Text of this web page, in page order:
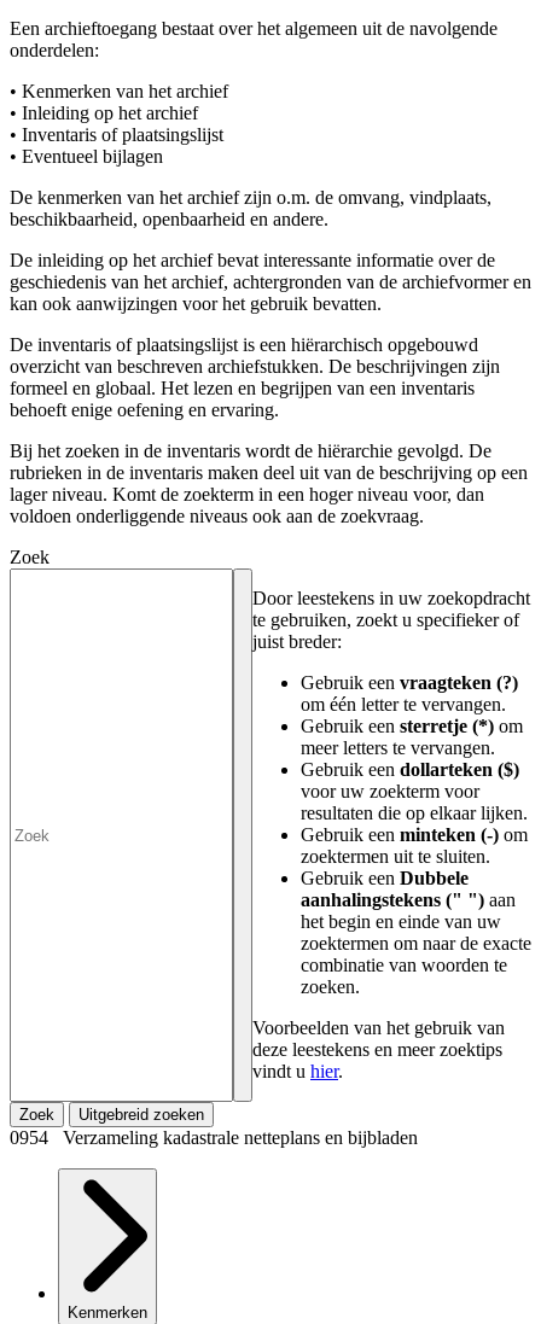
Een archieftoegang bestaat over het algemeen uit de navolgende
onderdelen:
• Kenmerken van het archief
• Inleiding op het archief
• Inventaris of plaatsingslijst
• Eventueel bijlagen
De kenmerken van het archief zijn o.m. de omvang, vindplaats,
beschikbaarheid, openbaarheid en andere.
De inleiding op het archief bevat interessante informatie over de
geschiedenis van het archief, achtergronden van de archiefvormer en
kan ook aanwijzingen voor het gebruik bevatten.
De inventaris of plaatsingslijst is een hiërarchisch opgebouwd
overzicht van beschreven archiefstukken. De beschrijvingen zijn
formeel en globaal. Het lezen en begrijpen van een inventaris
behoeft enige oefening en ervaring.
Bij het zoeken in de inventaris wordt de hiërarchie gevolgd. De
rubrieken in de inventaris maken deel uit van de beschrijving op een
lager niveau. Komt de zoekterm in een hoger niveau voor, dan
voldoen onderliggende niveaus ook aan de zoekvraag.
Zoek
Door leestekens in uw zoekopdracht
te gebruiken, zoekt u specifieker of
juist breder:
Gebruik een vraagteken (?)
om één letter te vervangen.
Gebruik een sterretje (*) om
meer letters te vervangen.
Gebruik een dollarteken ($)
voor uw zoekterm voor
resultaten die op elkaar lijken.
Gebruik een minteken (-) om
zoektermen uit te sluiten.
Gebruik een Dubbele
aanhalingstekens (" ") aan
het begin en einde van uw
zoektermen om naar de exacte
combinatie van woorden te
zoeken.
Voorbeelden van het gebruik van
deze leestekens en meer zoektips
vindt u hier.
Zoek Uitgebreid zoeken
0954 Verzameling kadastrale netteplans en bijbladen
Kenmerken